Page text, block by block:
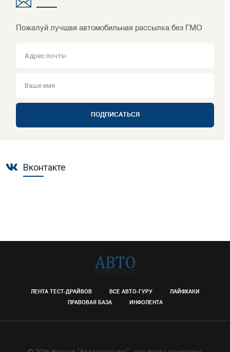
Пожалуй лучшая автомобильная рассылка без ГМО
ПОДПИСАТЬСЯ
Вконтакте
ЛЕНТА ТЕСТ-ДРАЙВОВ ВСЕ АВТО-ГУРУ
ЛАЙФХАКИ
ПРАВОВАЯ БАЗА
ИНФОЛЕНТА